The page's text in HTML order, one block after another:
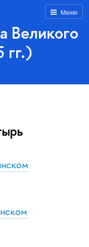
Меню
Великого
гг.)